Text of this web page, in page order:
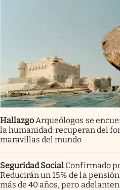
Hallazgo Arqueólogos se
la humanidad: recuperan del
maravillas del mundo
Seguridad Social Confirmado
Reducirán un 15% de la
más de 40 años, pero